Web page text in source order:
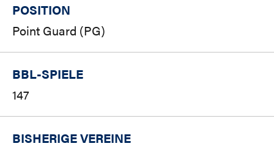
POSITION
Point Guard (PG)
BBL-SPIELE
147
BISHERIGE VEREINE